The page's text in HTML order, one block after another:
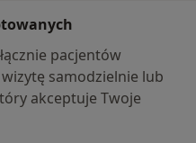
pacjentów
samodzielnie lub
akceptuje Twoje